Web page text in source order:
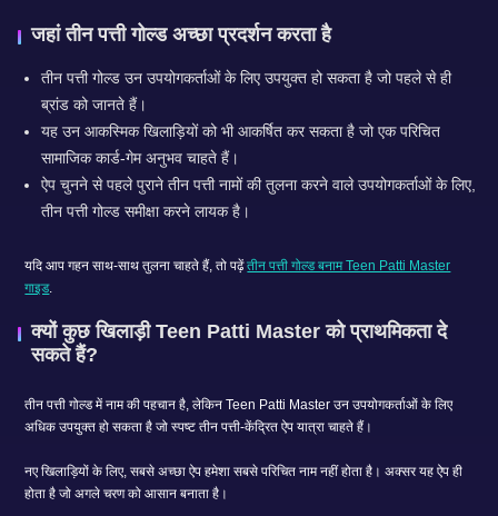
जहां तीन पत्ती गोल्ड अच्छा प्रदर्शन करता है
तीन पत्ती गोल्ड उन उपयोगकर्ताओं के लिए उपयुक्त हो सकता है जो पहले से ही
ब्रांड को जानते हैं।
यह उन आकस्मिक खिलाड़ियों को भी आकर्षित कर सकता है जो एक परिचित
सामाजिक कार्ड-गेम अनुभव चाहते हैं।
ऐप चुनने से पहले पुराने तीन पत्ती नामों की तुलना करने वाले उपयोगकर्ताओं के लिए,
तीन पत्ती गोल्ड समीक्षा करने लायक है।
यदि आप गहन साथ-साथ तुलना चाहते हैं, तो पढ़ेंतीन पत्ती गोल्ड बनाम Teen Patti Master
गाइड.
क्यों कुछ खिलाड़ी Teen Patti Master को प्राथमिकता दे
सकते हैं?
तीन पत्ती गोल्ड में नाम की पहचान है, लेकिन Teen Patti Master उन उपयोगकर्ताओं के लिए
अधिक उपयुक्त हो सकता है जो स्पष्ट तीन पत्ती-केंद्रित ऐप यात्रा चाहते हैं।
नए खिलाड़ियों के लिए, सबसे अच्छा ऐप हमेशा सबसे परिचित नाम नहीं होता है। अक्सर यह ऐप ही
होता है जो अगले चरण को आसान बनाता है।